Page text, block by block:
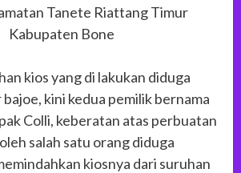
Tanete Riattang Timur
Kabupaten Bone
kios yang di lakukan diduga
bajoe, kini kedua pemilik bernama
Colli, keberatan atas perbuatan
salah satu orang diduga
kiosnya dari suruhan